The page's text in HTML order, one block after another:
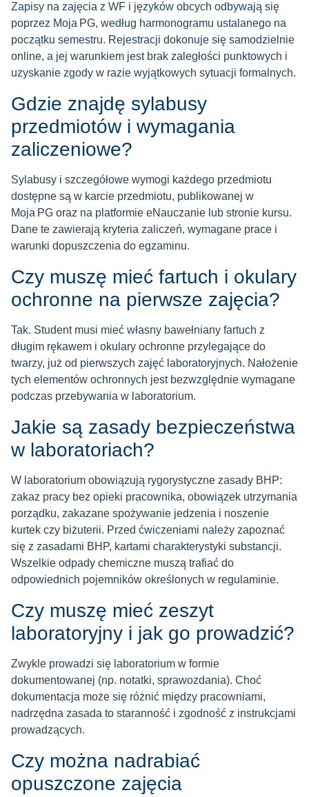
Zapisy na zajęcia z WF i języków obcych odbywają się
poprzez Moja PG, według harmonogramu ustalanego na
początku semestru. Rejestracji dokonuje się samodzielnie
online, a jej warunkiem jest brak zaległości punktowych i
uzyskanie zgody w razie wyjątkowych sytuacji formalnych.
Gdzie znajdę sylabusy
przedmiotów i wymagania
zaliczeniowe?
Sylabusy i szczegółowe wymogi każdego przedmiotu
dostępne są w karcie przedmiotu, publikowanej w
Moja PG oraz na platformie eNauczanie lub stronie kursu.
Dane te zawierają kryteria zaliczeń, wymagane prace i
warunki dopuszczenia do egzaminu.
Czy muszę mieć fartuch i okulary
ochronne na pierwsze zajęcia?
Tak. Student musi mieć własny bawełniany fartuch z
długim rękawem i okulary ochronne przylegające do
twarzy, już od pierwszych zajęć laboratoryjnych. Nałożenie
tych elementów ochronnych jest bezwzględnie wymagane
podczas przebywania w laboratorium.
Jakie są zasady bezpieczeństwa
w laboratoriach?
W laboratorium obowiązują rygorystyczne zasady BHP:
zakaz pracy bez opieki pracownika, obowiązek utrzymania
porządku, zakazane spożywanie jedzenia i noszenie
kurtek czy biżuterii. Przed ćwiczeniami należy zapoznać
się z zasadami BHP, kartami charakterystyki substancji.
Wszelkie odpady chemiczne muszą trafiać do
odpowiednich pojemników określonych w regulaminie.
Czy muszę mieć zeszyt
laboratoryjny i jak go prowadzić?
Zwykle prowadzi się laboratorium w formie
dokumentowanej (np. notatki, sprawozdania). Choć
dokumentacja może się różnić między pracowniami,
nadrzędna zasada to staranność i zgodność z instrukcjami
prowadzących.
Czy można nadrabiać
opuszczone zajęcia